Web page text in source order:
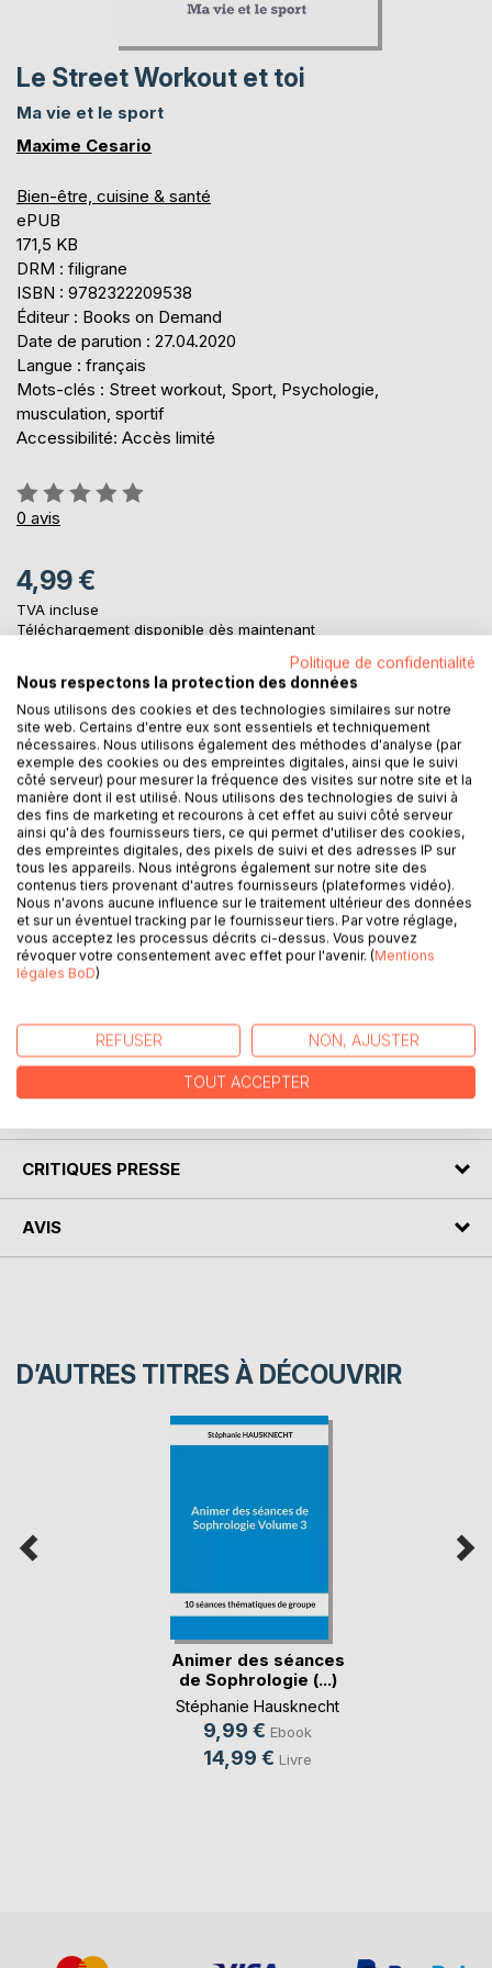
Le Street Workout et toi
Ma vie et le sport
Maxime Cesario
Bien-être, cuisine & santé
ePUB
171,5 KB
DRM : filigrane
ISBN : 9782322209538
Éditeur : Books on Demand
Date de parution : 27.04.2020
Langue : français
Mots-clés : Street workout, Sport, Psychologie,
musculation, sportif
Accessibilité: Accès limité
Évaluation:
0%
0 avis
4,99 €
TVA incluse
Téléchargement disponible dès maintenant
AJOUTER AU PANIER
Ajouter à ma liste d'envies
Laisser un avis
DESCRIPTION
Ce livre vous explique la psychologie et le sport ainsi que la
notion d'objectif dans la vie.
CRITIQUES PRESSE
AVIS
D’AUTRES TITRES À DÉCOUVRIR
Animer des séances
de Sophrologie (...)
Stéphanie Hausknecht
9,99 € Ebook
14,99 € Livre
Politique de confidentialité
Nous respectons la protection des données
Nous utilisons des cookies et des technologies similaires sur notre
site web. Certains d'entre eux sont essentiels et techniquement
nécessaires. Nous utilisons également des méthodes d'analyse (par
exemple des cookies ou des empreintes digitales, ainsi que le suivi
côté serveur) pour mesurer la fréquence des visites sur notre site et la
manière dont il est utilisé. Nous utilisons des technologies de suivi à
des fins de marketing et recourons à cet effet au suivi côté serveur
ainsi qu'à des fournisseurs tiers, ce qui permet d'utiliser des cookies,
des empreintes digitales, des pixels de suivi et des adresses IP sur
tous les appareils. Nous intégrons également sur notre site des
contenus tiers provenant d'autres fournisseurs (plateformes vidéo).
Nous n'avons aucune influence sur le traitement ultérieur des données
et sur un éventuel tracking par le fournisseur tiers. Par votre réglage,
vous acceptez les processus décrits ci-dessus. Vous pouvez
révoquer votre consentement avec effet pour l'avenir. (Mentions
légales BoD)
REFUSER NON, AJUSTER
TOUT ACCEPTER